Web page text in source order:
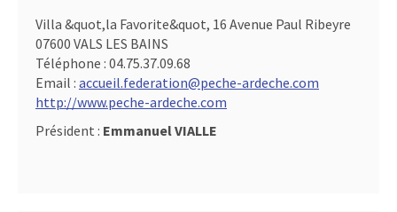
Villa &quot,la Favorite&quot, 16 Avenue Paul Ribeyre
07600 VALS LES BAINS
Téléphone : 04.75.37.09.68
Email : accueil.federation@peche-ardeche.com
http://www.peche-ardeche.com
Président : Emmanuel VIALLE